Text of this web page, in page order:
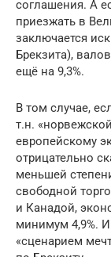
соглашения. А
приезжать в
заключается
Брекзита),
ещё на 9,3%.
В том случае,
т.н.
европейскому
отрицательно
меньшей
свободной
и Канадой,
минимум 4,9%.
«сценарием